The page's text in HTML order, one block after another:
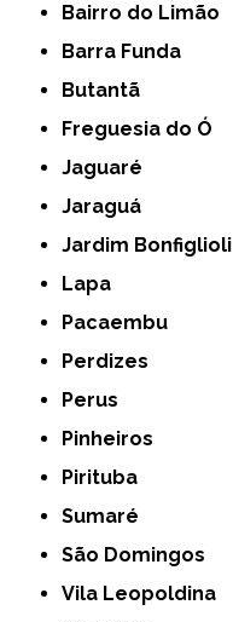
Bairro do Limão
Barra Funda
Butantã
Freguesia do Ó
Jaguaré
Jaraguá
Jardim Bonfiglioli
Lapa
Pacaembu
Perdizes
Perus
Pinheiros
Pirituba
Sumaré
São Domingos
Vila Leopoldina